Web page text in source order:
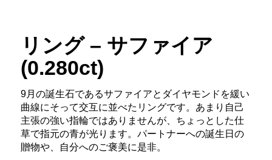
リング – サファイア
(0.280ct)
9月の誕生石であるサファイアとダイヤモンドを緩い
曲線にそって交互に並べたリングです。あまり自己
主張の強い指輪ではありませんが、ちょっとした仕
草で指元の青が光ります。パートナーへの誕生日の
贈物や、自分へのご褒美に是非。